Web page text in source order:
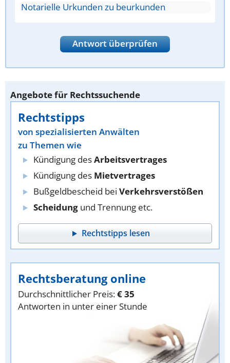
Notarielle Urkunden zu beurkunden
Antwort überprüfen
Angebote für Rechtssuchende
Rechtstipps
von spezialisierten Anwälten
zu Themen wie
Kündigung desArbeitsvertrages
Kündigung des Mietvertrages
Bußgeldbescheid bei Verkehrsverstößen
Scheidung und Trennung etc.
Rechtstipps lesen
Rechtsberatung online
Durchschnittlicher Preis:€ 35
Antworten in unter einer Stunde